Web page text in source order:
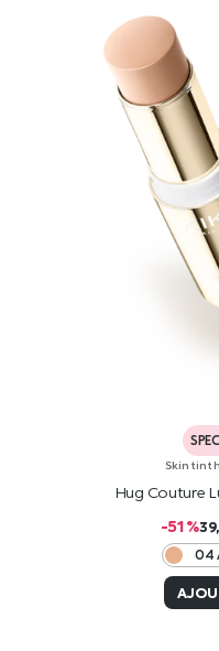
Skin tint
Hug Couture
-51 %
04